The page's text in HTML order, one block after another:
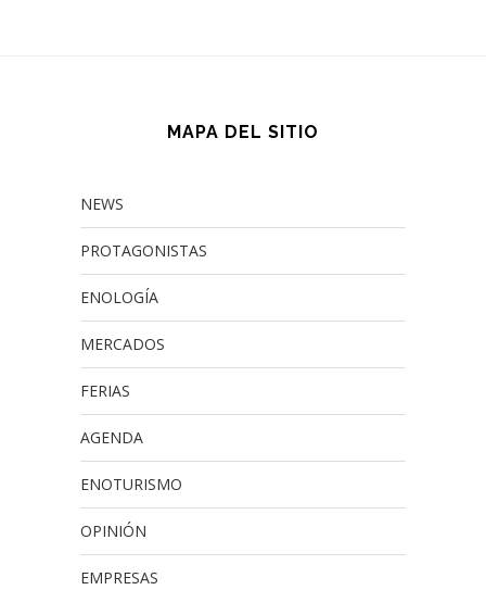
MAPA DEL SITIO
NEWS
PROTAGONISTAS
ENOLOGÍA
MERCADOS
FERIAS
AGENDA
ENOTURISMO
OPINIÓN
EMPRESAS